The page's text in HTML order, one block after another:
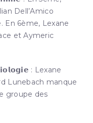
Dell’Amico
En 6ème, Lexane
et Aymeric
: Lexane
Lunebach manque
groupe des